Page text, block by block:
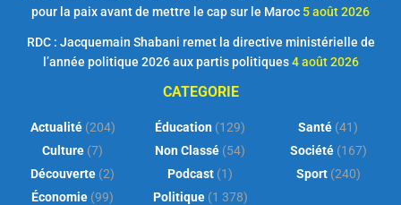
pour la paix avant de mettre le cap sur le Maroc 5 août 2026
RDC : Jacquemain Shabani remet la directive ministérielle de
l’année politique 2026 aux partis politiques 4 août 2026
CATEGORIE
Actualité(204)
Culture (7)
Découverte (2)
Économie (99)
Éducation (129)
Non Classé (54)
Podcast (1)
Politique(1 378)
Santé (41)
Société(167)
Sport(240)